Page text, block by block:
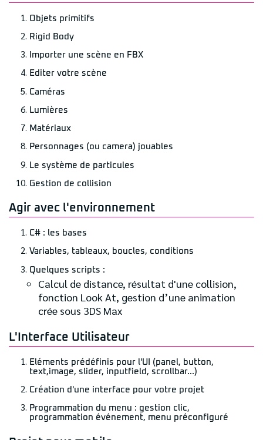
Objets primitifs
Rigid Body
Importer une scène en FBX
Editer votre scène
Caméras
Lumières
Matériaux
Personnages (ou camera) jouables
Le système de particules
Gestion de collision
Agir avec l'environnement
C# : les bases
Variables, tableaux, boucles, conditions
Quelques scripts :
Calcul de distance, résultat d'une collision,
fonction Look At, gestion d’une animation
crée sous 3DS Max
L'Interface Utilisateur
Eléments prédéfinis pour l'UI (panel, button,
text,image, slider, inputfield, scrollbar...)
Création d'une interface pour votre projet
Programmation du menu : gestion clic,
programmation événement, menu préconfiguré